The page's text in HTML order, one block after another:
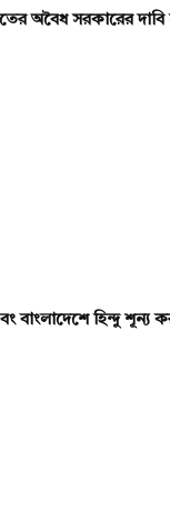
অবৈধ সরকারের
বাংলাদেশে হিন্দু শূন্য